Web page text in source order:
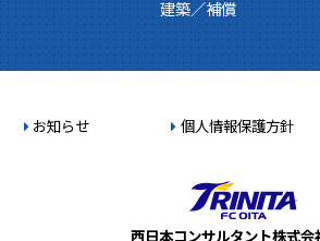
建築／補償
お知らせ 個人情報保護方針
西日本コンサルタント株式会